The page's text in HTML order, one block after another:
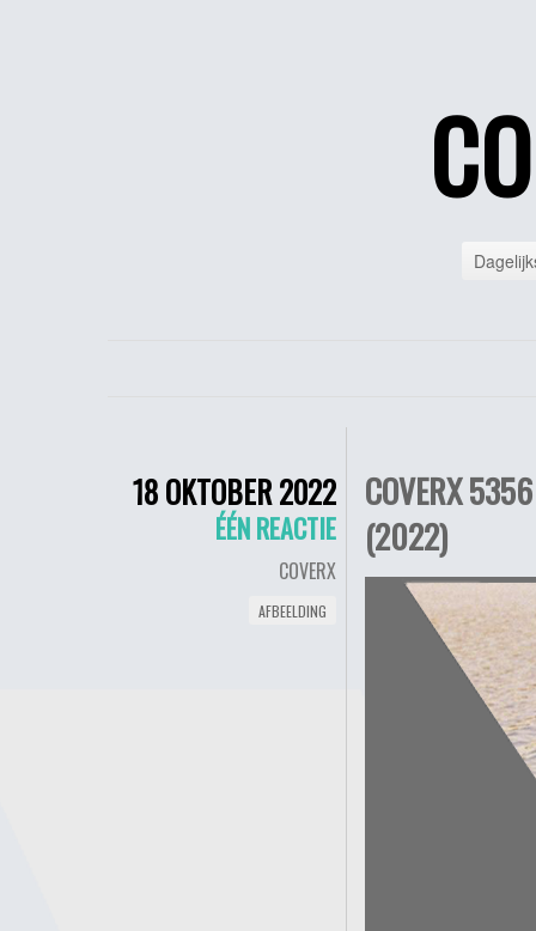
18 OKTOBER 2022
ÉÉN REACTIE
COVERX
AFBEELDING
COVERX
(2022)